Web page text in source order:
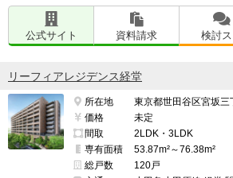
公式サイト 資料請求 検討
リーフィアレジデンス経堂
所在地
東京都世田谷区宮坂三
価格
未定
間取
2LDK・3LDK
専有面積
53.87m²～76.38m²
総戸数
120戸